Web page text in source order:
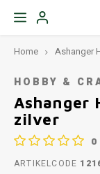
Home Ashanger
HOBBY &
Ashanger
zilver
0
ARTIKELCODE